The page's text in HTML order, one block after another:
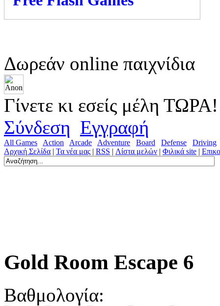
Δωρεάν online παιχνίδια
Γίνετε κι εσείς μέλη ΤΩΡΑ!
Σύνδεση Εγγραφή
All Games Action Arcade Adventure Board Defense
Driving
Αρχική Σελίδα | Τα νέα μας | RSS | Λίστα μελών | Φιλικά site |
Gold Room Escape 6
Βαθμολογία: